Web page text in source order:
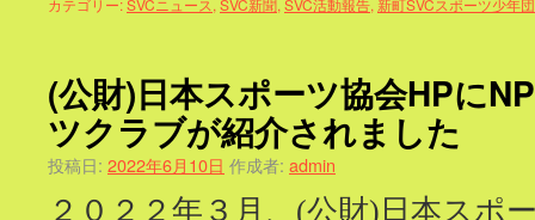
カテゴリー:SVCニュース, SVC新聞, SVC活動報告, 新町SVCスポーツ少年団
(公財)日本スポーツ協会HPに
ツクラブが紹介されました
投稿日: 2022年6月10日 作成者: admin
２０２２年３月、(公財)日本スポ